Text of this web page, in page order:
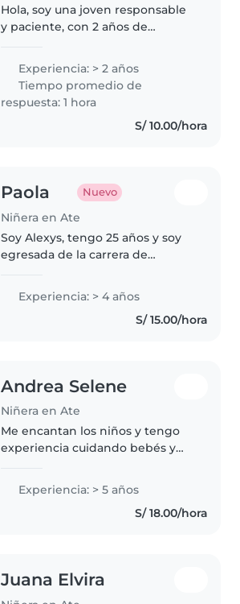
Hola, soy una joven responsable
y paciente, con 2 años de
niños pequeños y niños en edad
preescolar. Soy esudiante de
obstetricia lo que me da una
gran..
Experiencia: > 2 años
Tiempo promedio de
respuesta: 1 hora
S/ 10.00/hora
Paola Nuevo
Niñera en Ate
Soy Alexys, tengo 25 años y soy
egresada de la carrera de
(PUCP). Me caracterizo por ser
una persona responsable,
Experiencia: > 4 años
S/ 15.00/hora
Andrea Selene
Niñera en Ate
Me encantan los niños y tengo
experiencia cuidando bebés y
responsable, paciente y cariñosa.
Puedo ayudar con la tarea, jugar
con ellos, llevarlos al parque,
Experiencia: > 5 años
S/ 18.00/hora
Juana Elvira